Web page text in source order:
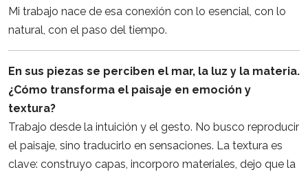
Mi trabajo nace de esa conexión con lo esencial, con lo
natural, con el paso del tiempo.
En sus piezas se perciben el mar, la luz y la materia.
¿Cómo transforma el paisaje en emoción y
textura?
Trabajo desde la intuición y el gesto. No busco reproducir
el paisaje, sino traducirlo en sensaciones. La textura es
clave: construyo capas, incorporo materiales, dejo que la